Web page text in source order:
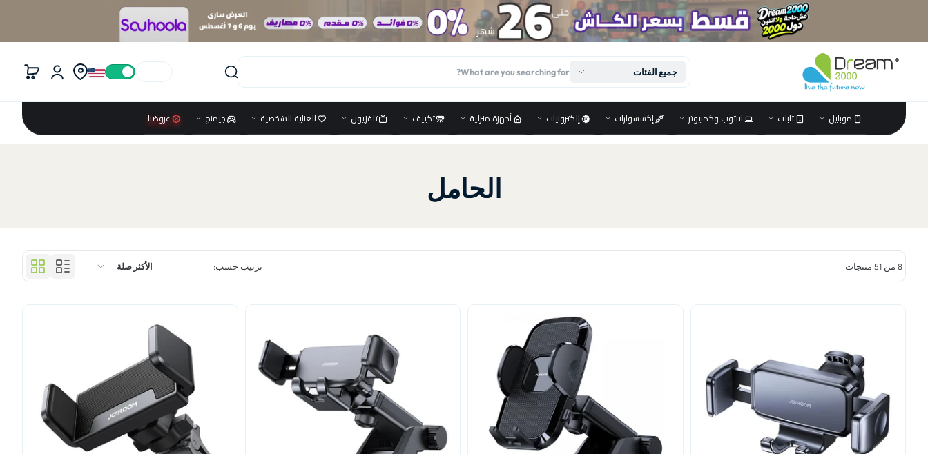
جميع الفئات
موبايل تابلت لابتوب وكمبيوتر إكسسوارات إلكترونيات أجهزة منزلية تكييف تلفزيون العناية الشخصية جيمنج عروضنا
الحامل
8 من 51 منتجات ترتيب حسب: الأكثر صلة
الأكثر مبيعاً
أبجديًا، أ-ي
أبجدياً، من ي-أ
السعر، من الأقل للأعلى